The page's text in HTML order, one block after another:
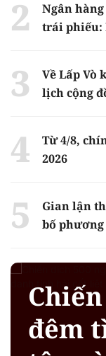
Ngân
trái phiếu:
Về Lấp Vò
lịch cộng
Từ 4/8,
2026
Gian lận
bố phương
đêm